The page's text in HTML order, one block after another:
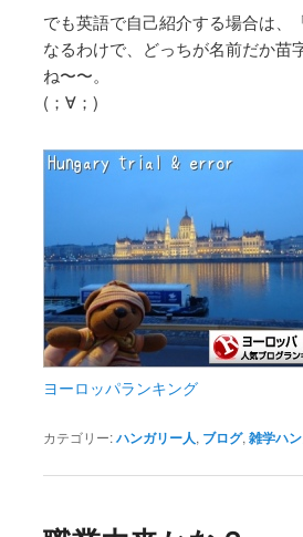
でも英語で自己紹介する場合は、
なるわけで、どっちが名前だか
ね〜〜。
(；∀；)
ヨーロッパランキング
カテゴリー:ハンガリー人, ブログ, 雑学ハ